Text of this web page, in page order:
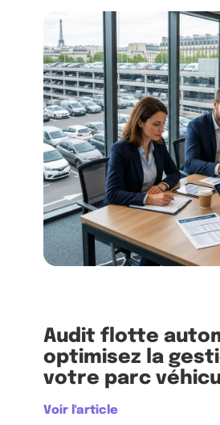
Audit flotte
optimisez la
votre parc
Voir l'article